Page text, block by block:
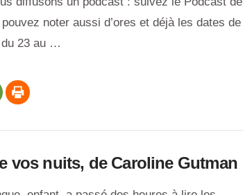
noter aussi d’ores et déjà les dates de
du 23 au …
vos nuits, de Caroline Gutman